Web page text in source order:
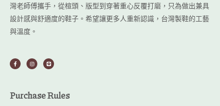
灣老師傅攜手，從楦頭、版型到穿著重心反覆打磨，只為做出兼具
設計感與舒適度的鞋子。希望讓更多人重新認識，台灣製鞋的工藝
與溫度。
F
a
c
k
-
I
n
s
a
m
L
i
n
Purchase Rules